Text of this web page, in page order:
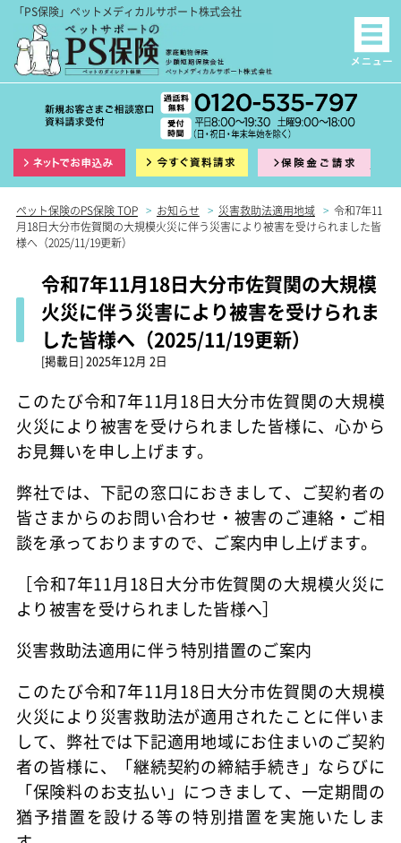
「PS保険」ペットメディカルサポート株式会社
インターネット申込 資料請求
ペット保険のPS保険 TOP > お知らせ > 災害救助法適用地域 > 令和7年11
月18日大分市佐賀関の大規模火災に伴う災害により被害を受けられました皆
様へ（2025/11/19更新）
令和7年11月18日大分市佐賀関の大規模
火災に伴う災害により被害を受けられま
した皆様へ（2025/11/19更新）
[掲載日] 2025年12月 2日
このたび令和7年11月18日大分市佐賀関の大規模
火災により被害を受けられました皆様に、心から
お見舞いを申し上げます。
弊社では、下記の窓口におきまして、ご契約者の
皆さまからのお問い合わせ・被害のご連絡・ご相
談を承っておりますので、ご案内申し上げます。
［令和7年11月18日大分市佐賀関の大規模火災に
より被害を受けられました皆様へ］
災害救助法適用に伴う特別措置のご案内
このたび令和7年11月18日大分市佐賀関の大規模
火災により災害救助法が適用されたことに伴いま
して、弊社では下記適用地域にお住まいのご契約
者の皆様に、「継続契約の締結手続き」ならびに
「保険料のお支払い」につきまして、一定期間の
猶予措置を設ける等の特別措置を実施いたしま